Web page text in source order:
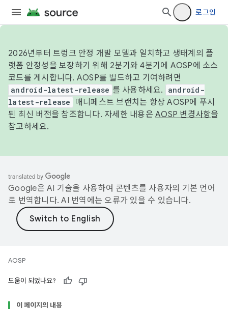
로그인
2026년부터 트렁크 안정 개발 모델과 일치하고 생태계의 플
랫폼 안정성을 보장하기 위해 2분기와 4분기에 AOSP에 소스
코드를 게시합니다. AOSP를 빌드하고 기여하려면
android-latest-release 를 사용하세요.
android-
latest-release
매니페스트 브랜치는 항상 AOSP에 푸시
된 최신 버전을 참조합니다. 자세한 내용은 AOSP 변경사항을
참고하세요.
Google은 AI 기술을 사용하여 콘텐츠를 사용자의 기본 언어
로 번역합니다. AI 번역에는 오류가 있을 수 있습니다.
AOSP
도움이 되었나요?
이 페이지의 내용